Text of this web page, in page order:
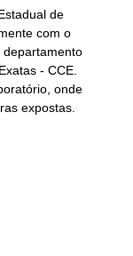
de
com o
departamento
- CCE.
onde
expostas.